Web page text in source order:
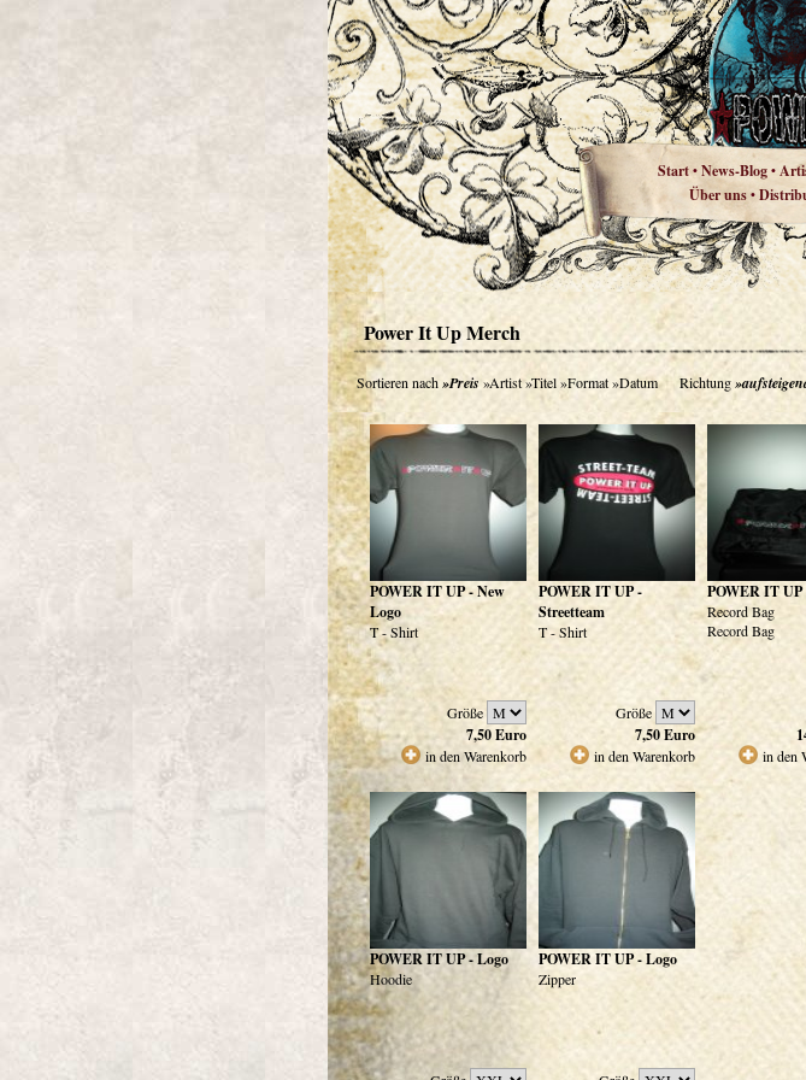
Start•News-Blog•
Über uns•
Power It Up Merch
Sortieren nach»Preis»Artist»Titel»Format»Datum Richtung
POWER IT UP - New
Logo
T - Shirt
Größe
7,50Euro
in den Warenkorb
POWER IT UP -
Streetteam
T - Shirt
Größe
7,50Euro
in den Warenkorb
POWER IT UP
Record Bag
Record Bag
in den
POWER IT UP - Logo
Hoodie
POWER IT UP - Logo
Zipper